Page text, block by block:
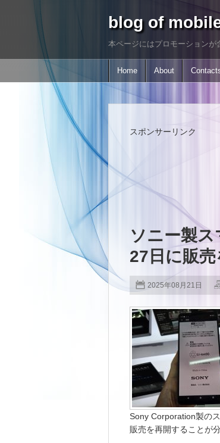
blog of
本ページにはプロモーションが
Home About
スポンサーリンク
ソニー製
27日に販売
2025年08月21日
Sony Corporation製の
販売を再開することが分